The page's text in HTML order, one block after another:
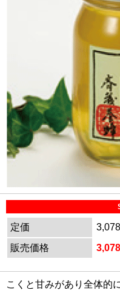
定価
販売価格
こくと甘みがあり全体的